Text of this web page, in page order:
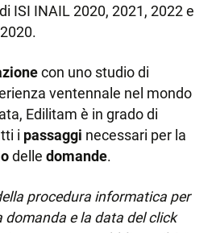
ISI INAIL 2020, 2021, 2022 e
con uno studio di
ventennale nel mondo
Edilitam è in grado di
i passaggi necessari per la
delle domande.
procedura informatica per
e la data del click